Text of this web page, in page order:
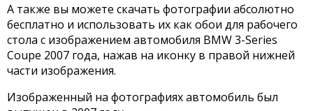
А также вы можете скачать фотографии абсолютно
бесплатно и использовать их как обои для рабочего
стола с изображением автомобиля BMW 3-Series
Coupe 2007 года, нажав на иконку в правой нижней
части изображения.
Изображенный на фотографиях автомобиль был